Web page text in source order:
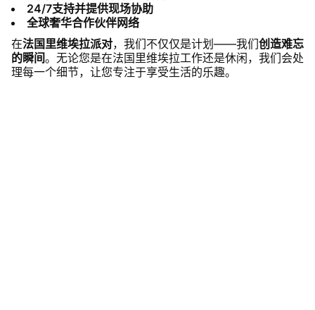
24/7支持并提供现场协助
全球奢华合作伙伴网络
在法国里维埃拉派对，我们不仅仅是计划——我们创造难忘
的瞬间。无论您是在法国里维埃拉工作还是休闲，我们会处
理每一个细节，让您专注于享受生活的乐趣。